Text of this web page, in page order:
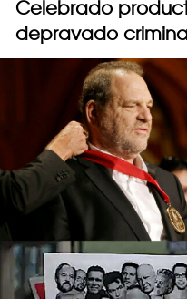
Celebrado
depravado